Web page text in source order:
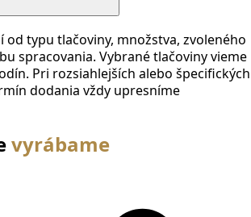
od typu tlačoviny, množstva, zvoleného
spracovania. Vybrané tlačoviny vieme
Pri rozsiahlejších alebo špecifických
dodania vždy upresníme
vyrábame